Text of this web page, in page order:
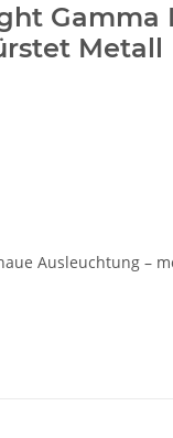
Gamma
Metall
Ausleuchtung –